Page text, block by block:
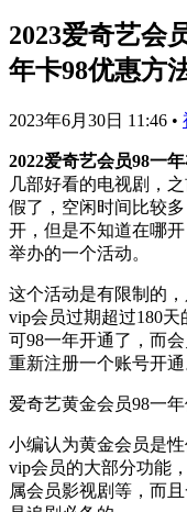
2023爱奇艺会
年卡98优惠方
2023年6月30日 11:46 •
2022爱奇艺会员98一
几部好看的电视剧，
假了，空闲时间比较
开，但是不知道在哪
举办的一个活动。
这个活动是有限制的
vip会员过期超过180
可98一年开通了，而
重新注册一个账号开通
爱奇艺黄金会员98一年
小编认为黄金会员是
vip会员的大部分功能
属会员影视剧等，而